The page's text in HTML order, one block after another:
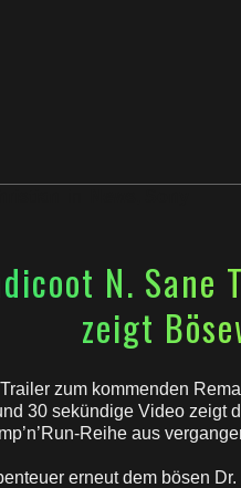
N.
zeigt
zum kommenden
30 sekündige Video zeigt
Reihe aus
erneut dem bösen